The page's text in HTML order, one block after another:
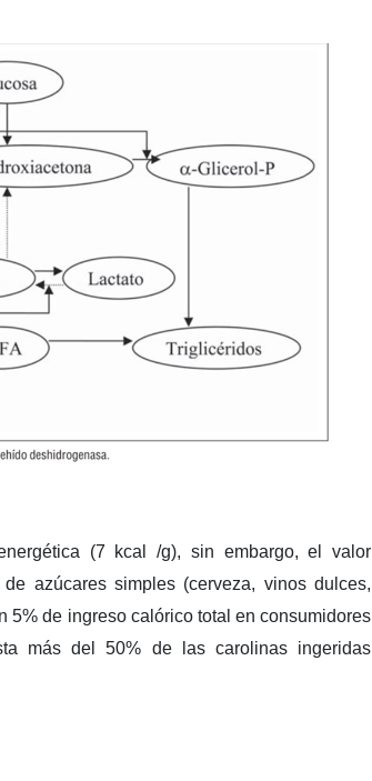
(7 kcal /g), sin embargo, el valor
azúcares simples (cerveza, vinos dulces,
5% de ingreso calórico total en consumidores
más del 50% de las carolinas ingeridas